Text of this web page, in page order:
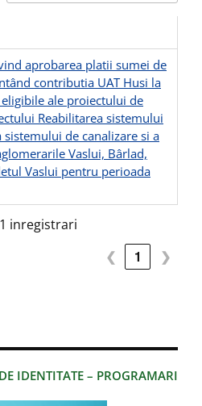
IDENTITATE – PROGRAMARI
aprobarea platii sumei de
contributia UAT Husi la
ale proiectului de
Reabilitarea sistemului
de canalizare si a
Vaslui, Bârlad,
Vaslui pentru perioada
inregistrari
❮ 1 ❯